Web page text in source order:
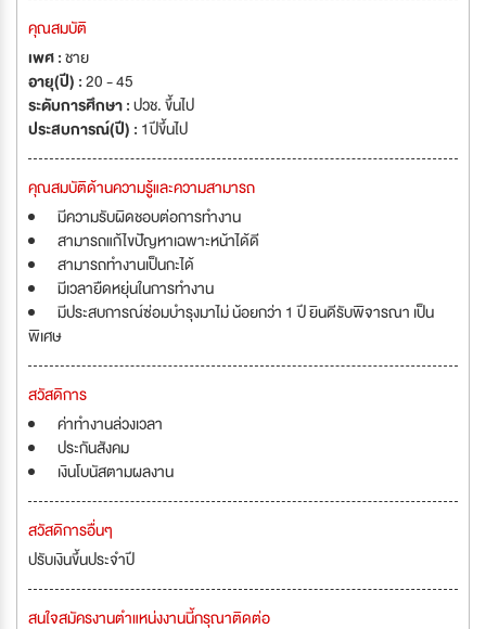
คุณสมบัติ
เพศ :ชาย
อายุ(ปี) :20 - 45
ระดับการศึกษา :ปวช. ขึ้นไป
ประสบการณ์(ปี) : 1ปีขึ้นไป
คุณสมบัติด้านความรู้และความสามารถ
มีความรับผิดชอบต่อการทำงาน
สามารถแก้ไขปัญหาเฉพาะหน้าได้ดี
สามารถทำงานเป็นกะได้
มีเวลายืดหยุ่นในการทำงาน
มีประสบการณ์ซ่อมบำรุงมาไม่ น้อยกว่า 1 ปี ยินดีรับพิจารณา เป็น
พิเศษ
สวัสดิการ
ค่าทำงานล่วงเวลา
ประกันสังคม
เงินโบนัสตามผลงาน
สวัสดิการอื่นๆ
ปรับเงินขึ้นประจำปี
สนใจสมัครงานตำแหน่งงานนี้กรุณาติดต่อ